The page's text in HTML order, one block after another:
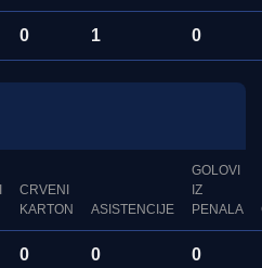
0 1 0
CRVENI
KARTON
ASISTENCIJE
GOLOVI
IZ
PENALA
0 0 0